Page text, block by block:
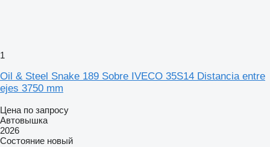
1
Oil & Steel Snake 189 Sobre IVECO 35S14 Distancia entre
ejes 3750 mm
Цена по запросу
Автовышка
2026
Состояние новый